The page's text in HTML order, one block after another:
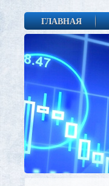
ГЛАВНАЯ